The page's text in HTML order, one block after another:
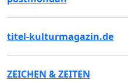
titel-kulturmagazin.de
ZEICHEN & ZEITEN